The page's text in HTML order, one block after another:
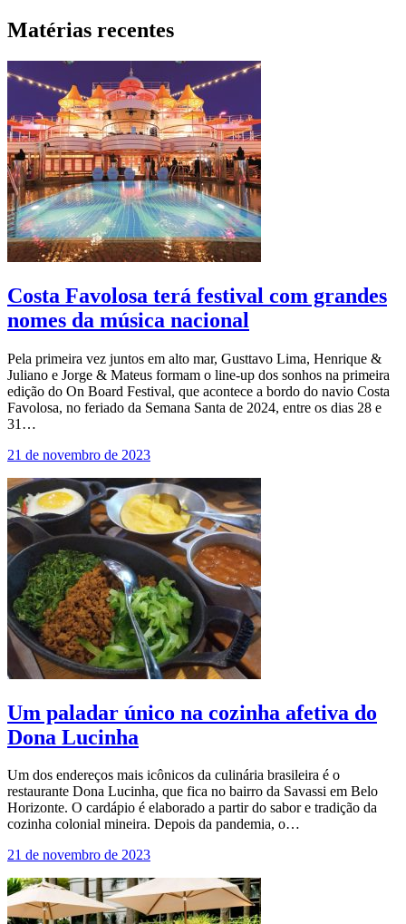
Matérias recentes
Costa Favolosa terá festival com grandes
nomes da música nacional
Pela primeira vez juntos em alto mar, Gusttavo Lima, Henrique &
Juliano e Jorge & Mateus formam o line-up dos sonhos na primeira
edição do On Board Festival, que acontece a bordo do navio Costa
Favolosa, no feriado da Semana Santa de 2024, entre os dias 28 e
31…
21 de novembro de 2023
Um paladar único na cozinha afetiva do
Dona Lucinha
Um dos endereços mais icônicos da culinária brasileira é o
restaurante Dona Lucinha, que fica no bairro da Savassi em Belo
Horizonte. O cardápio é elaborado a partir do sabor e tradição da
cozinha colonial mineira. Depois da pandemia, o…
21 de novembro de 2023